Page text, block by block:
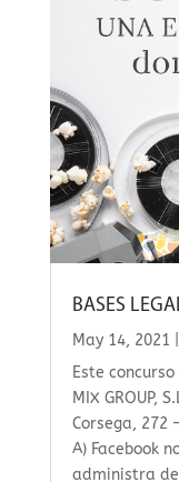
BASES
May 14, 2021
Este
MIX GROUP,
Corsega, 272
A) Facebook
administra